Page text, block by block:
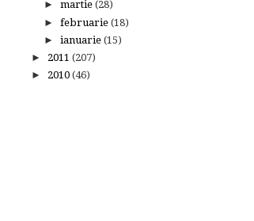
► martie (28)
► februarie (18)
► ianuarie (15)
► 2011 (207)
► 2010 (46)